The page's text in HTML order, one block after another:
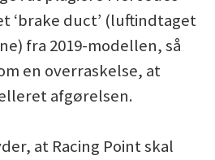
‘brake duct’ (luftindtaget
fra 2019-modellen, så
en overraskelse, at
afgørelsen.
at Racing Point skal